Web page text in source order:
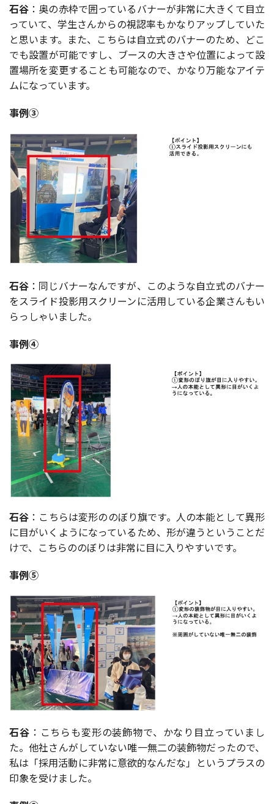
石谷 ：奥の赤枠で囲っているバナーが非常に大きくて目立
っていて、学生さんからの視認率もかなりアップしていた
と思います。また、こちらは自立式のバナーのため、どこ
でも設置が可能ですし、ブースの大きさや位置によって設
置場所を変更することも可能なので、かなり万能なアイテ
ムになっています。
事例③
石谷 ：同じバナーなんですが、このような自立式のバナー
をスライド投影用スクリーンに活用している企業さんもい
らっしゃいました。
事例④
石谷 ：こちらは変形ののぼり旗です。人の本能として異形
に目がいくようになっているため、形が違うということだ
けで、こちらののぼりは非常に目に入りやすいです。
事例⑤
石谷 ：こちらも変形の装飾物で、かなり目立っていまし
た。他社さんがしていない唯一無二の装飾物だったので、
私は「採用活動に非常に意欲的なんだな」というプラスの
印象を受けました。